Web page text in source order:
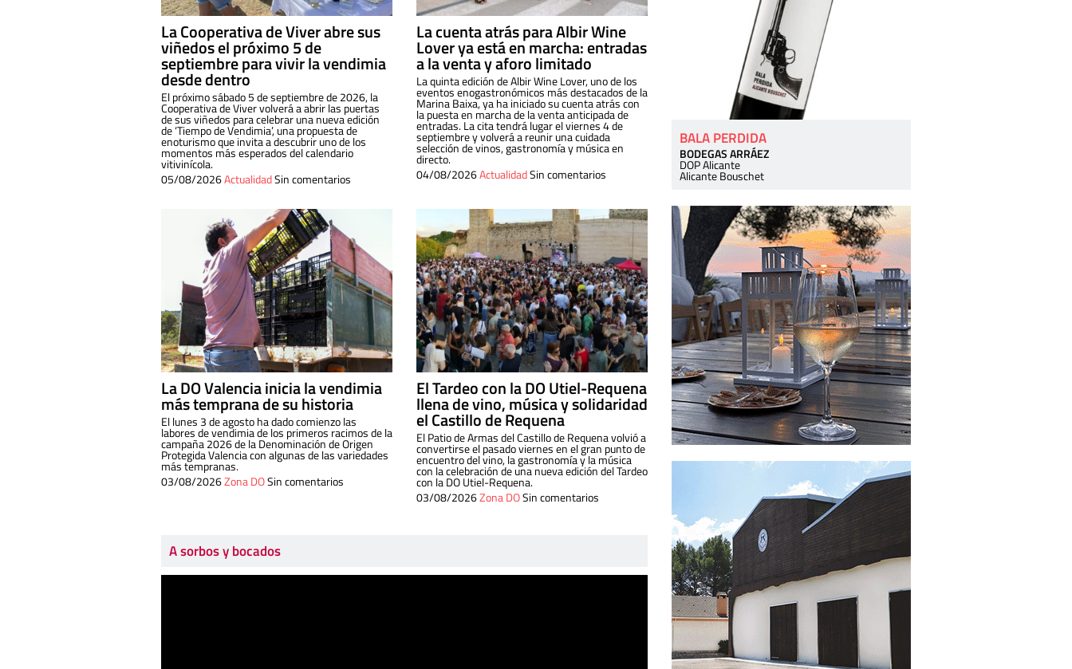
La Cooperativa de Viver abre sus
viñedos el próximo 5 de
septiembre para vivir la vendimia
desde dentro
El próximo sábado 5 de septiembre de 2026, la
Cooperativa de Viver volverá a abrir las puertas
de sus viñedos para celebrar una nueva edición
de ‘Tiempo de Vendimia’, una propuesta de
enoturismo que invita a descubrir uno de los
momentos más esperados del calendario
vitivinícola.
05/08/2026ActualidadSin comentarios
La cuenta atrás para Albir Wine
Lover ya está en marcha: entradas
a la venta y aforo limitado
La quinta edición de Albir Wine Lover, uno de los
eventos enogastronómicos más destacados de la
Marina Baixa, ya ha iniciado su cuenta atrás con
la puesta en marcha de la venta anticipada de
entradas. La cita tendrá lugar el viernes 4 de
septiembre y volverá a reunir una cuidada
selección de vinos, gastronomía y música en
directo.
04/08/2026ActualidadSin comentarios
La DO Valencia inicia la vendimia
más temprana de su historia
El lunes 3 de agosto ha dado comienzo las
labores de vendimia de los primeros racimos de la
campaña 2026 de la Denominación de Origen
Protegida Valencia con algunas de las variedades
más tempranas.
03/08/2026Zona DOSin comentarios
El Tardeo con la DO Utiel-Requena
llena de vino, música y solidaridad
el Castillo de Requena
El Patio de Armas del Castillo de Requena volvió a
convertirse el pasado viernes en el gran punto de
encuentro del vino, la gastronomía y la música
con la celebración de una nueva edición del Tardeo
con la DO Utiel-Requena.
03/08/2026Zona DOSin comentarios
A sorbos y bocados
BALA PERDIDA
BODEGAS ARRÁEZ
DOP Alicante
Alicante Bouschet